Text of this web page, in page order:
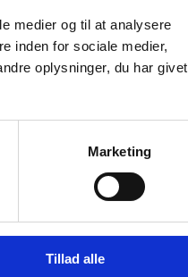
medier og til at analysere
inden for sociale medier,
oplysninger, du har givet
Marketing
Tillad alle